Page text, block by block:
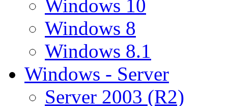
Windows 10
Windows 8
Windows 8.1
Windows - Server
Server 2003 (R2)